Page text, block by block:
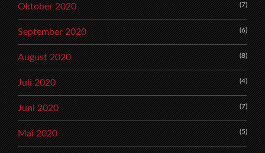
Oktober 2020 (7)
September 2020 (6)
August 2020 (8)
Juli 2020 (4)
Juni 2020 (7)
Mai 2020 (5)